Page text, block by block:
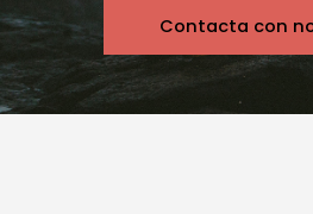
Contacta con